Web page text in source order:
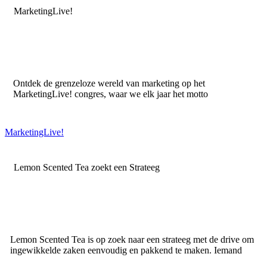
MarketingLive!
Ontdek de grenzeloze wereld van marketing op het
MarketingLive! congres, waar we elk jaar het motto
MarketingLive!
Lemon Scented Tea zoekt een Strateeg
Lemon Scented Tea is op zoek naar een strateeg met de drive om
ingewikkelde zaken eenvoudig en pakkend te maken. Iemand